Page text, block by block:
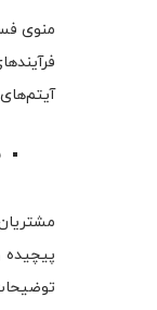
منوی
پیچیده